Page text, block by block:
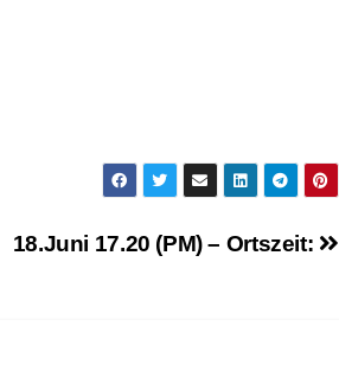
18.Juni 17.20 (PM) – Ortszeit: